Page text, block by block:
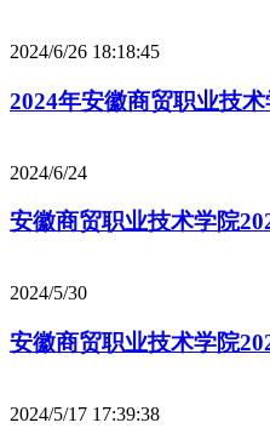
2024/6/26 18:18:45
2024年安徽商贸职业技
2024/6/24
安徽商贸职业技术学院
2024/5/30
安徽商贸职业技术学院
2024/5/17 17:39:38